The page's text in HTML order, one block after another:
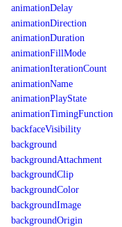
animationDelay
animationDirection
animationDuration
animationFillMode
animationIterationCount
animationName
animationPlayState
animationTimingFunction
backfaceVisibility
background
backgroundAttachment
backgroundClip
backgroundColor
backgroundImage
backgroundOrigin